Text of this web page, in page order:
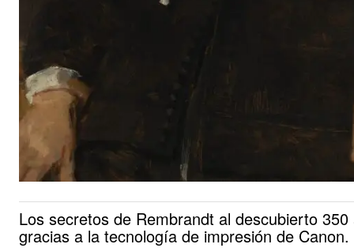
Los secretos de Rembrandt al descubierto
gracias a la tecnología de impresión de Canon.